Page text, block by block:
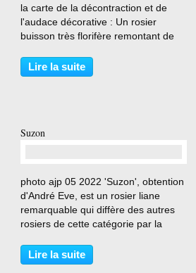
la carte de la décontraction et de
l'audace décorative : Un rosier
buisson très florifère remontant de
originale et bien parfumée. Ses
grandes fleurs doubles et
Lire la suite
Suzon
photo ajp 05 2022 'Suzon', obtention
d'André Eve, est un rosier liane
remarquable qui diffère des autres
rosiers de cette catégorie par la
et par son coloris qui évolue du rose
chamoisé presque orangé au rose
Lire la suite